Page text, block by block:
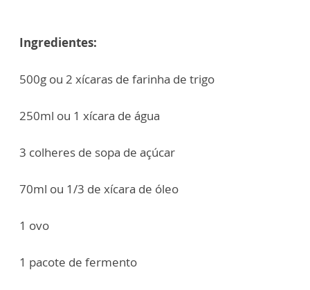
Ingredientes:
500g ou 2 xícaras de farinha de trigo
250ml ou 1 xícara de água
3 colheres de sopa de açúcar
70ml ou 1/3 de xícara de óleo
1 ovo
1 pacote de fermento